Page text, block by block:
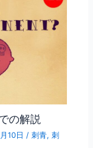
の解説
10日/刺青,刺